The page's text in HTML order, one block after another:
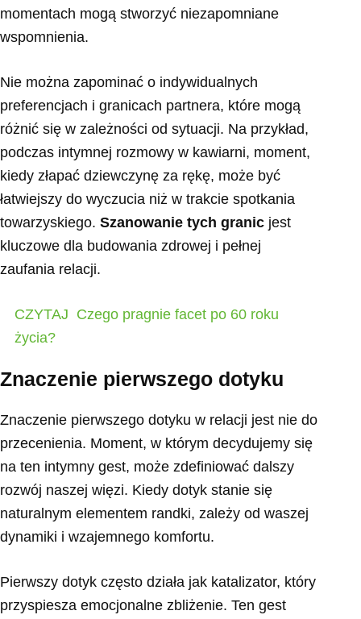
momentach mogą stworzyć niezapomniane
wspomnienia.
Nie można zapominać o indywidualnych
preferencjach i granicach partnera, które mogą
różnić się w zależności od sytuacji. Na przykład,
podczas intymnej rozmowy w kawiarni, moment,
kiedy złapać dziewczynę za rękę, może być
łatwiejszy do wyczucia niż w trakcie spotkania
towarzyskiego. Szanowanie tych granic jest
kluczowe dla budowania zdrowej i pełnej
zaufania relacji.
CZYTAJ Czego pragnie facet po 60 roku
życia?
Znaczenie pierwszego dotyku
Znaczenie pierwszego dotyku w relacji jest nie do
przecenienia. Moment, w którym decydujemy się
na ten intymny gest, może zdefiniować dalszy
rozwój naszej więzi. Kiedy dotyk stanie się
naturalnym elementem randki, zależy od waszej
dynamiki i wzajemnego komfortu.
Pierwszy dotyk często działa jak katalizator, który
przyspiesza emocjonalne zbliżenie. Ten gest